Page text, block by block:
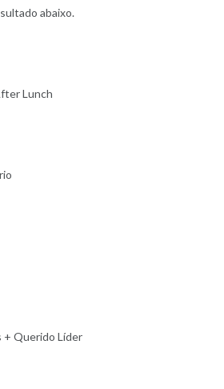
abaixo.
Lunch
+ Querido Líder